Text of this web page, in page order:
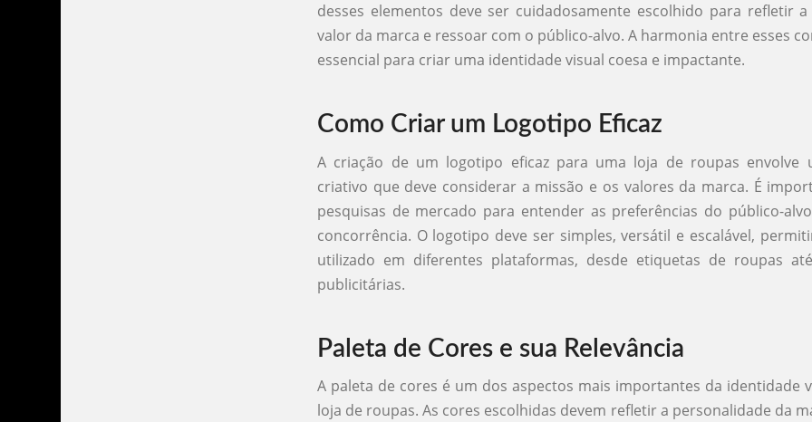
desses elementos deve ser cuidadosamente escolhido para refletir
valor da marca e ressoar com o público-alvo. A harmonia entre esses
essencial para criar uma identidade visual coesa e impactante.
Como Criar um Logotipo Eficaz
A criação de um logotipo eficaz para uma loja de roupas envolve
criativo que deve considerar a missão e os valores da marca. É
pesquisas de mercado para entender as preferências do público-
concorrência. O logotipo deve ser simples, versátil e escalável,
utilizado em diferentes plataformas, desde etiquetas de roupas
publicitárias.
Paleta de Cores e sua Relevância
A paleta de cores é um dos aspectos mais importantes da identidade
loja de roupas. As cores escolhidas devem refletir a personalidade da